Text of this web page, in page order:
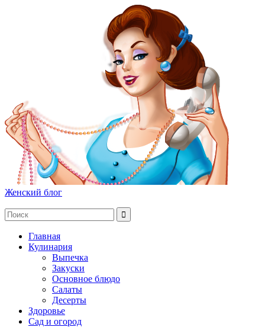
Женский блог
Главная
Кулинария
Выпечка
Закуски
Основное блюдо
Салаты
Десерты
Здоровье
Сад и огород